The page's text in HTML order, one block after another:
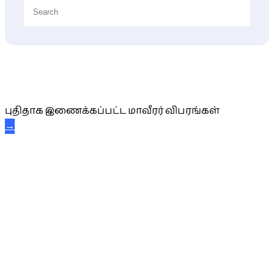
புதிதாக இணைக்கப்பட்ட மாவீரர் விபரங்கள்
→